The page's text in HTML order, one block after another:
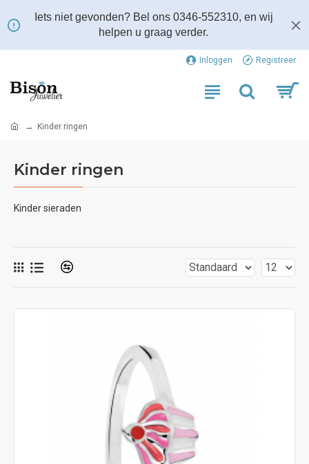
Iets niet gevonden? Bel ons 0346-552310, en wij
helpen u graag verder.
Inloggen Registreer
Kinder ringen
Kinder ringen
Kinder sieraden